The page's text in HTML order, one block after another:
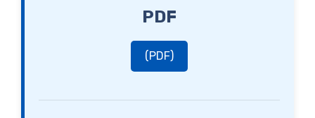
PDF
(PDF)